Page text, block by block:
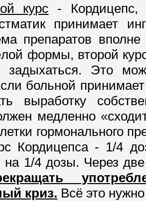
курс - Кордицепс,
принимает
препаратов
формы, второй
задыхаться. Это
больной
выработку
медленно
гормонального
Кордицепса - 1/4
1/4 дозы. Через
криз. Всё это